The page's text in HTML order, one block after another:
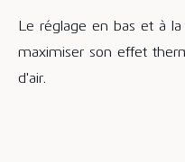
Le réglage en bas et à
maximiser son effet
d'air.